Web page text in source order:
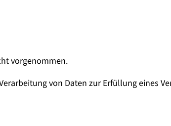
vorgenommen.
von Daten zur Erfüllung eines